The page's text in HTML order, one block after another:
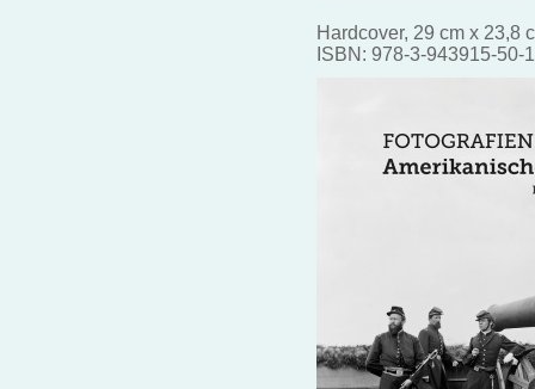
Hardcover, 29 cm x 23,8
ISBN: 978-3-943915-